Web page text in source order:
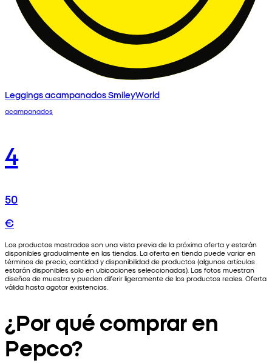
Leggings acampanados SmileyWorld
acampanados
4
50
€
Los productos mostrados son una vista previa de la próxima oferta y estarán
disponibles gradualmente en las tiendas. La oferta en tienda puede variar en
términos de precio, cantidad y disponibilidad de productos (algunos artículos
estarán disponibles solo en ubicaciones seleccionadas). Las fotos muestran
diseños de muestra y pueden diferir ligeramente de los productos reales. Oferta
válida hasta agotar existencias.
¿Por qué comprar en
Pepco?